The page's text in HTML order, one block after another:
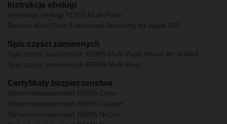
Instrukcje obsługi
Instrukcja obsługi REMS Multi-Push
Beiblatt Multi-Push Connected Anleitung für Apple iOS
Spis części zamiennych
Spis części zamiennych REMS Multi-Push Wkład filtr dokład
Spis części zamiennych REMS Multi-Push
Certyfikaty bezpieczenstwa
Sicherheitsdatenblatt REMS Color
Sicherheitsdatenblatt REMS CleanH
Sicherheitsdatenblatt REMS NoCor